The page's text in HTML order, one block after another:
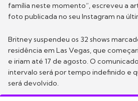
família neste momento”, escreveu a
foto publicada no seu Instagram na
Britney suspendeu os 32 shows
residência em Las Vegas, que
e iriam até 17 de agosto. O
intervalo será por tempo indefinido e
será devolvido.